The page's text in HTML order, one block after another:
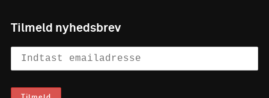
Tilmeld nyhedsbrev